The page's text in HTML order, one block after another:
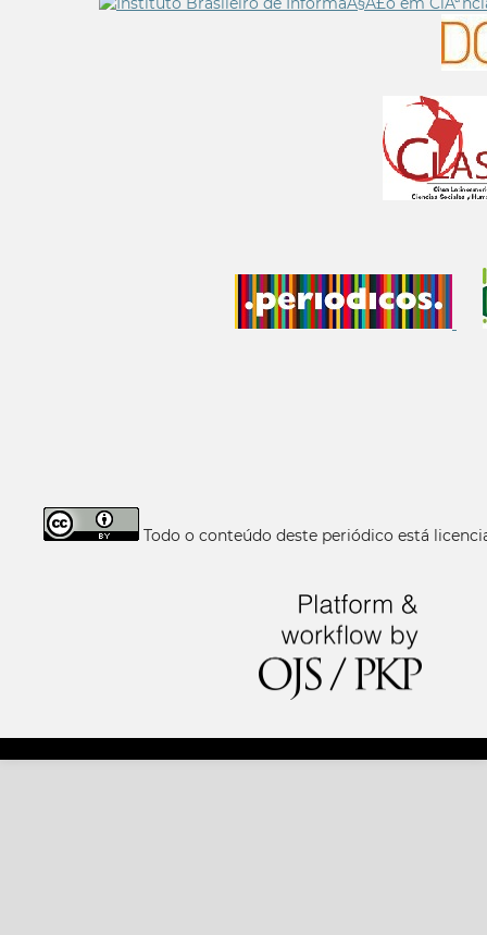
Todo o conteúdo deste periódico está